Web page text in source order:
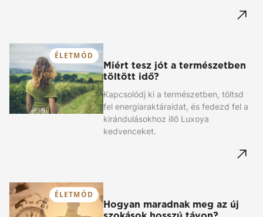
ÉLETMÓD
Miért tesz jót a természetben
töltött idő?
Kapcsolódj ki a természetben, töltsd
fel energiaraktáraidat, és fedezd fel a
kirándulásokhoz illő Luxoya
kedvenceket.
ÉLETMÓD
Hogyan maradnak meg az új